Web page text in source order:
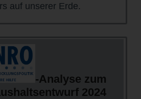
auf unserer Erde.
-Analyse zum
2024